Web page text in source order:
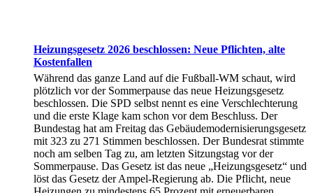
Heizungsgesetz 2026 beschlossen: Neue Pflichten, alte
Kostenfallen
Während das ganze Land auf die Fußball-WM schaut, wird
plötzlich vor der Sommerpause das neue Heizungsgesetz
beschlossen. Die SPD selbst nennt es eine Verschlechterung
und die erste Klage kam schon vor dem Beschluss. Der
Bundestag hat am Freitag das Gebäudemodernisierungsgesetz
mit 323 zu 271 Stimmen beschlossen. Der Bundesrat stimmte
noch am selben Tag zu, am letzten Sitzungstag vor der
Sommerpause. Das Gesetz ist das neue „Heizungsgesetz“ und
löst das Gesetz der Ampel-Regierung ab. Die Pflicht, neue